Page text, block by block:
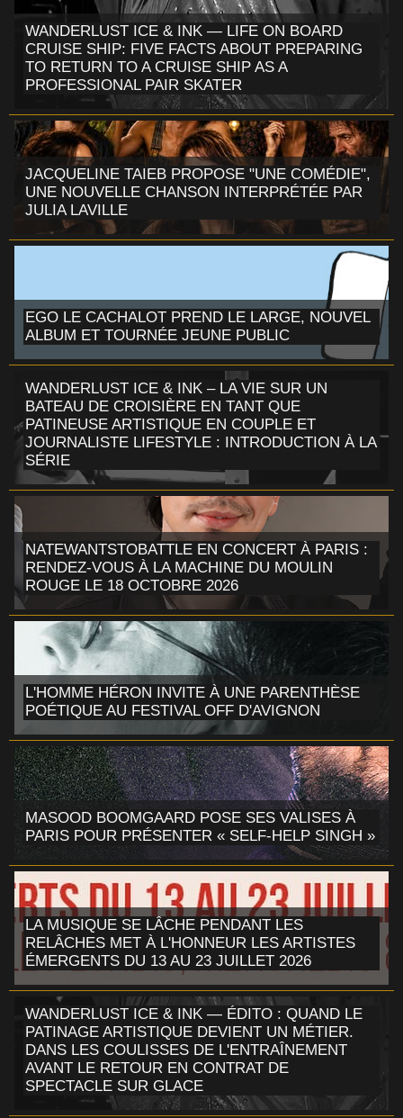
WANDERLUST ICE & INK — LIFE ON BOARD
CRUISE SHIP: FIVE FACTS ABOUT PREPARING
TO RETURN TO A CRUISE SHIP AS A
PROFESSIONAL PAIR SKATER
JACQUELINE TAIEB PROPOSE "UNE COMÉDIE",
UNE NOUVELLE CHANSON INTERPRÉTÉE PAR
JULIA LAVILLE
EGO LE CACHALOT PREND LE LARGE, NOUVEL
ALBUM ET TOURNÉE JEUNE PUBLIC
WANDERLUST ICE & INK – LA VIE SUR UN
BATEAU DE CROISIÈRE EN TANT QUE
PATINEUSE ARTISTIQUE EN COUPLE ET
JOURNALISTE LIFESTYLE : INTRODUCTION À LA
SÉRIE
NATEWANTSTOBATTLE EN CONCERT À PARIS :
RENDEZ-VOUS À LA MACHINE DU MOULIN
ROUGE LE 18 OCTOBRE 2026
L'HOMME HÉRON INVITE À UNE PARENTHÈSE
POÉTIQUE AU FESTIVAL OFF D'AVIGNON
MASOOD BOOMGAARD POSE SES VALISES À
PARIS POUR PRÉSENTER « SELF-HELP SINGH »
LA MUSIQUE SE LÂCHE PENDANT LES
RELÂCHES MET À L'HONNEUR LES ARTISTES
ÉMERGENTS DU 13 AU 23 JUILLET 2026
WANDERLUST ICE & INK — ÉDITO : QUAND LE
PATINAGE ARTISTIQUE DEVIENT UN MÉTIER.
DANS LES COULISSES DE L'ENTRAÎNEMENT
AVANT LE RETOUR EN CONTRAT DE
SPECTACLE SUR GLACE